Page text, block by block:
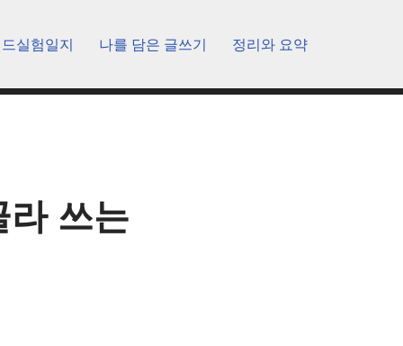
실험일지 나를 담은 글쓰기 정리와 요약
라 쓰는